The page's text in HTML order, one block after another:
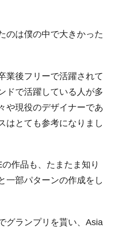
のは僕の中で大きかった
業後フリーで活躍されて
ドで活躍している人が多
や現役のデザイナーであ
はとても参考になりまし
の作品も、たまたま知り
一部パターンの作成をし
グランプリを貰い、 Asia